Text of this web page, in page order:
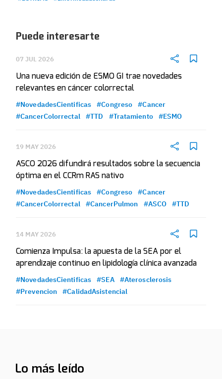
Puede interesarte
07 JUL 2026
Una nueva edición de ESMO GI trae novedades
relevantes en cáncer colorrectal
#NovedadesCientificas #Congreso
#Cancer
#CancerColorrectal
#TTD #Tratamiento #ESMO
19 MAY 2026
ASCO 2026 difundirá resultados sobre la secuencia
óptima en el CCRm RAS nativo
#NovedadesCientificas #Congreso
#Cancer
#CancerColorrectal
#CancerPulmon #ASCO #TTD
14 MAY 2026
Comienza Impulsa: la apuesta de la SEA por el
aprendizaje continuo en lipidología clínica avanzada
#NovedadesCientificas #SEA
#Aterosclerosis
#Prevencion
#CalidadAsistencial
Lo más leído